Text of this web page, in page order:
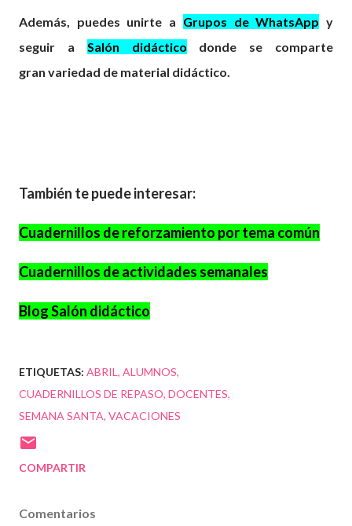
Además, puedes unirte a Grupos de WhatsApp y
seguir a Salón didáctico
donde se comparte
gran variedad de material didáctico.
También te puede interesar:
Cuadernillos de reforzamiento por tema común
Cuadernillos de actividades semanales
Blog Salón didáctico
ETIQUETAS: ABRIL ALUMNOS
CUADERNILLOS DE REPASO DOCENTES
SEMANA SANTA VACACIONES
COMPARTIR
Comentarios